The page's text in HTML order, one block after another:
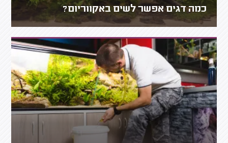
כמה דגים אפשר לשים באקווריום?